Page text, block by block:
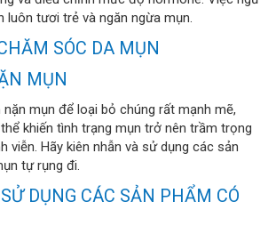
luôn tươi trẻ và ngăn ngừa mụn.
SÓC DA MỤN
MỤN
mụn để loại bỏ chúng rất mạnh mẽ,
khiến tình trạng mụn trở nên trầm trọng
viễn. Hãy kiên nhẫn và sử dụng các sản
tự rụng đi.
DỤNG CÁC SẢN PHẨM CÓ